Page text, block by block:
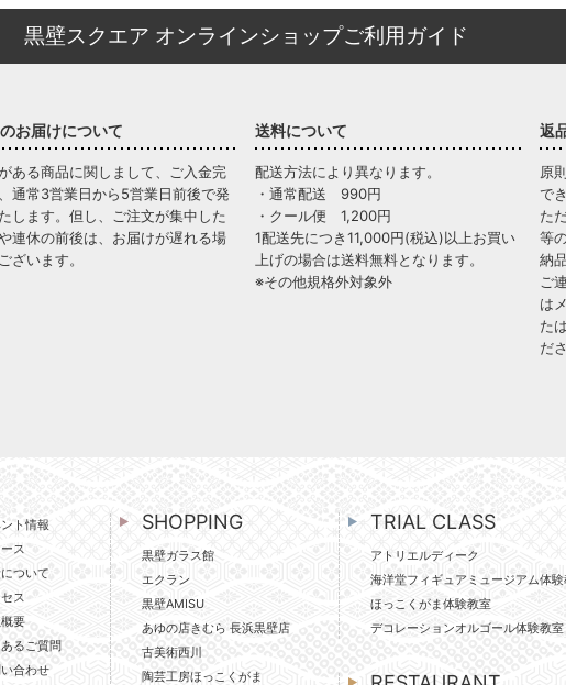
黒壁スクエア オンラインショップご利用ガイド
お届けについて
ある商品に関しまして、ご入金完
通常3営業日から5営業日前後で発
します。但し、ご注文が集中した
連休の前後は、お届けが遅れる場
ざいます。
送料について
配送方法により異なります。
・通常配送 990円
・クール便 1,200円
1配送先につき11,000円(税込)以上お買い
上げの場合は送料無料となります。
※その他規格外対象外
返
原
で
た
等
納
ご
は
た
だ
ト情報
ス
ついて
ス
要
るご質問
合わせ
SHOPPING
黒壁ガラス館
エクラン
黒壁AMISU
あゆの店きむら 長浜黒壁店
古美術西川
陶芸工房ほっこくがま
TRIAL CLASS
アトリエルディーク
海洋堂フィギュアミュージアム体
ほっこくがま体験教室
デコレーションオルゴール体験教室